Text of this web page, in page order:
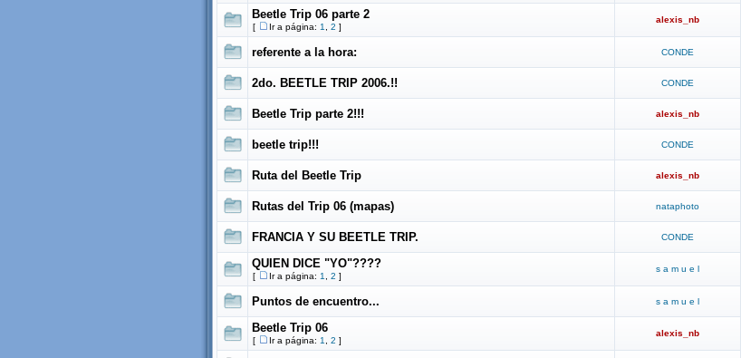
Beetle Trip 06 parte 2
[ Ir a página: 1 2 ]
alexis_nb
referente a la hora: CONDE
2do. BEETLE TRIP 2006.!! CONDE
Beetle Trip parte 2!!! alexis_nb
beetle trip!!! CONDE
Ruta del Beetle Trip alexis_nb
Rutas del Trip 06 (mapas) nataphoto
FRANCIA Y SU BEETLE TRIP. CONDE
QUIEN DICE "YO"????
[ Ir a página: 1 2 ]
s a m u e l
Puntos de encuentro... s a m u e l
Beetle Trip 06
[ Ir a página: 1 2 ]
alexis_nb